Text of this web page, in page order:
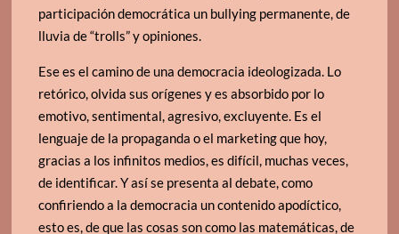
participación democrática un bullying permanente, de
lluvia de “trolls” y opiniones.
Ese es el camino de una democracia ideologizada. Lo
retórico, olvida sus orígenes y es absorbido por lo
emotivo, sentimental, agresivo, excluyente. Es el
lenguaje de la propaganda o el marketing que hoy,
gracias a los infinitos medios, es difícil, muchas veces,
de identificar. Y así se presenta al debate, como
confiriendo a la democracia un contenido apodíctico,
esto es, de que las cosas son como las matemáticas, de